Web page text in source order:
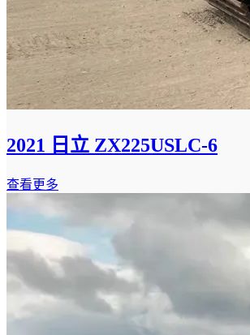
2021 日立 ZX225USLC-6
查看更多